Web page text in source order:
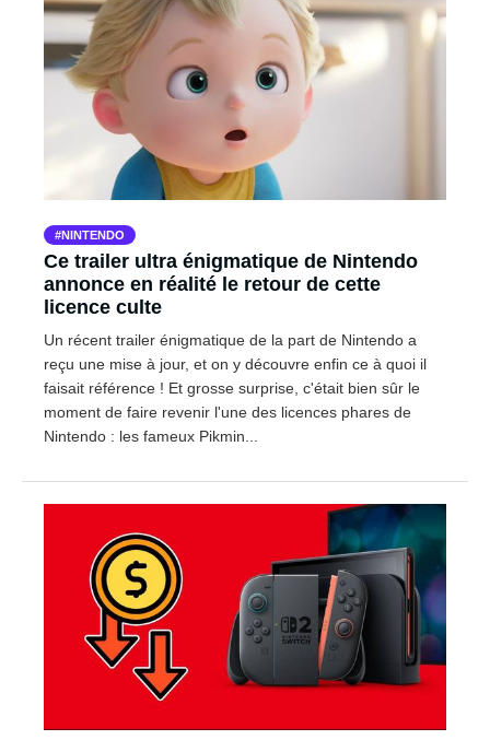
NINTENDO
Ce trailer ultra énigmatique de Nintendo
annonce en réalité le retour de cette
licence culte
Un récent trailer énigmatique de la part de Nintendo a
reçu une mise à jour, et on y découvre enfin ce à quoi il
faisait référence ! Et grosse surprise, c'était bien sûr le
moment de faire revenir l'une des licences phares de
Nintendo : les fameux Pikmin...